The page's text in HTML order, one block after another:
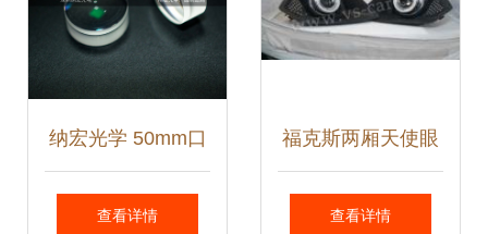
纳宏光学 50mm口
径平凹透镜的精密
查看详情
福克斯两厢天使眼
透镜雾灯 炫酷实用
查看详情